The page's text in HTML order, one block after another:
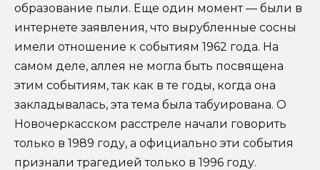
образование пыли. Еще один момент — были в
интернете заявления, что вырубленные сосны
имели отношение к событиям 1962 года. На
самом деле, аллея не могла быть посвящена
этим событиям, так как в те годы, когда она
закладывалась, эта тема была табуирована. О
Новочеркасском расстреле начали говорить
только в 1989 году, а официально эти события
признали трагедией только в 1996 году.